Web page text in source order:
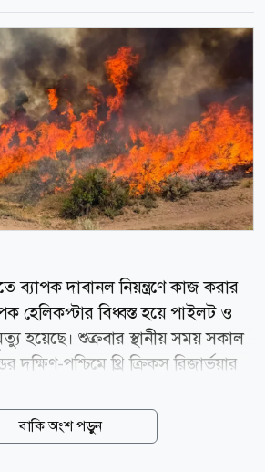
ব্যাপক দাবানল নিয়ন্ত্রণে কাজ করার
হেলিকপ্টার বিধ্বস্ত হয়ে পাইলট ও
হয়েছে। শুক্রবার স্থানীয় সময় সকাল
দক্ষিণ-পশ্চিমে থ্রি ক্রিকস রিজার্ভয়ার
দুই ক্রু সদস্যের মৃত্যুর বিষয়টি নিশ্চিত
ও ভয়াবহ আগুনের কারণে
বাকি অংশ পড়ুন